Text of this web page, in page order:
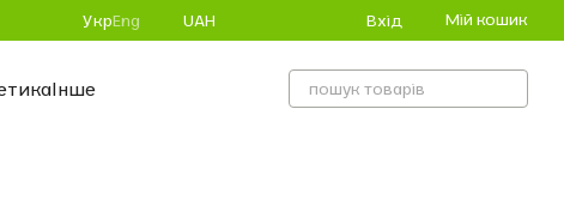
УкрEng UAH Вхід Мій кошик
Інше